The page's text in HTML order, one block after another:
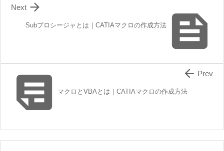

Subプロシージャとは｜CATIAマクロの作成方法

Next
 マクロとVBAとは｜CATIAマクロの作成方法
 Prev